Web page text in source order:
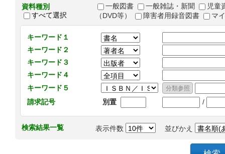
資料種別
すべて選択
一般図書 一般雑誌・新聞
児童
（DVD等）
障害者用録音図書 マ
キーワード１
キーワード２
キーワード３
キーワード４
キーワード５
請求記号
別置 /
検索結果一覧 表示件数 並びかえ